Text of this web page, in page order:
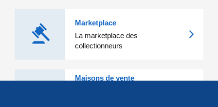
Marketplace
La marketplace des
collectionneurs
Maisons de vente